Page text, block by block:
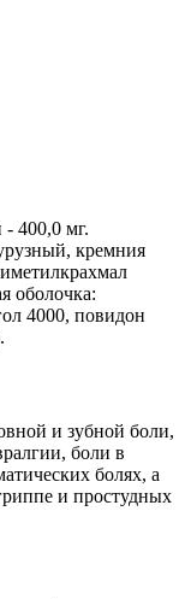
400,0 мг.
кремния
оболочка:
4000, повидон
и зубной боли,
боли в
болях, а
и простудных